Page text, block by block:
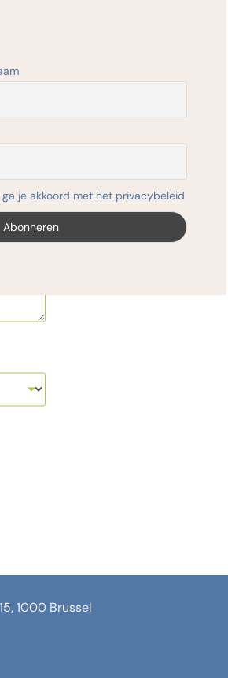
1000 Brussel
je akkoord met het privacybeleid